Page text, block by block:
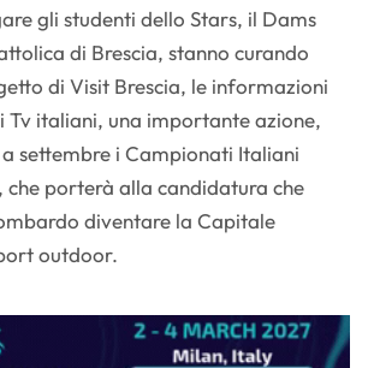
gli studenti dello Stars, il Dams
di Brescia, stanno curando
di Visit Brescia, le informazioni
Tv italiani, una importante azione,
settembre i Campionati Italiani
che porterà alla candidatura che
diventare la Capitale
outdoor.